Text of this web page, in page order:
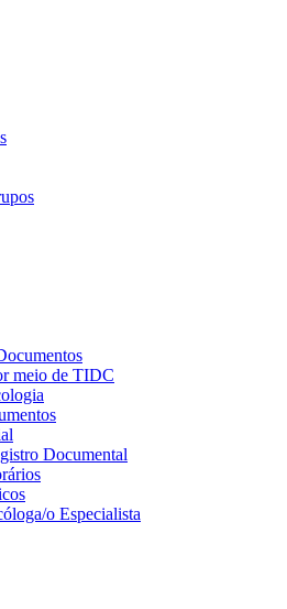
meio de TIDC
Documental
o Especialista